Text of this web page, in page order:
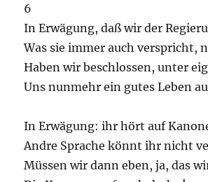
6
In Erwägung, daß wir der
Was sie immer auch verspricht,
Haben wir beschlossen, unter
Uns nunmehr ein gutes Leben
In Erwägung: ihr hört auf
Andre Sprache könnt ihr nicht
Müssen wir dann eben, ja, das